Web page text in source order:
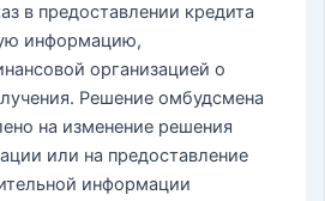
в предоставлении кредита
информацию,
организацией о
Решение омбудсмена
на изменение решения
или на предоставление
информации